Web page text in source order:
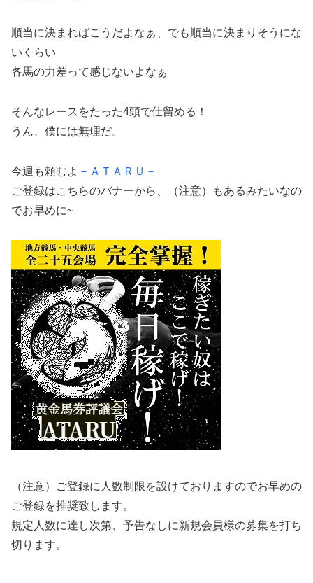
順当に決まればこうだよなぁ、でも順当に決まりそうにな
いくらい
各馬の力差って感じないよなぁ
そんなレースをたった4頭で仕留める！
うん、僕には無理だ。
今週も頼むよ －ＡＴＡＲＵ－
ご登録はこちらのバナーから、（注意）もあるみたいなの
でお早めに~
（注意）ご登録に人数制限を設けておりますのでお早めの
ご登録を推奨致します。
規定人数に達し次第、予告なしに新規会員様の募集を打ち
切ります。